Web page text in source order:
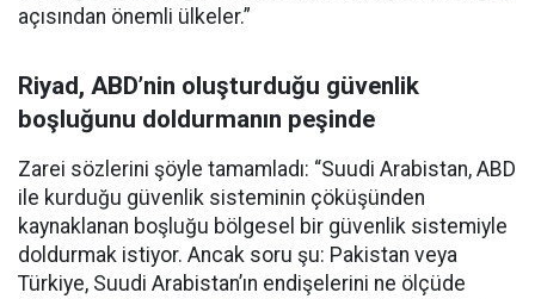
açısından önemli ülkeler.”
Riyad, ABD’nin oluşturduğu güvenlik
boşluğunu doldurmanın peşinde
Zarei sözlerini şöyle tamamladı: “Suudi Arabistan, ABD
ile kurduğu güvenlik sisteminin çöküşünden
kaynaklanan boşluğu bölgesel bir güvenlik sistemiyle
doldurmak istiyor. Ancak soru şu: Pakistan veya
Türkiye, Suudi Arabistan’ın endişelerini ne ölçüde